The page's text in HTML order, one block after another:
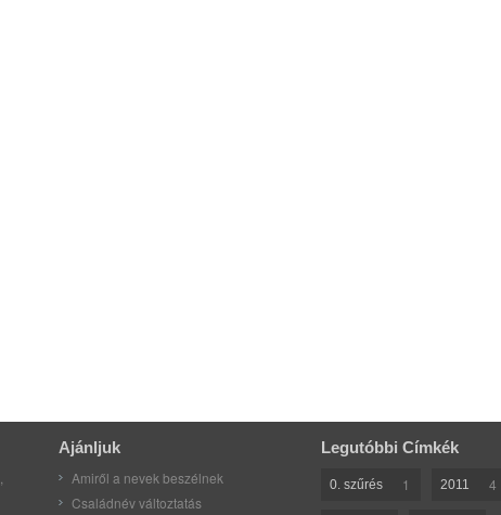
Ajánljuk
Amiről a nevek beszélnek
Családnév változtatás
Legutóbbi Címkék
0. szűrés 1 2011 4